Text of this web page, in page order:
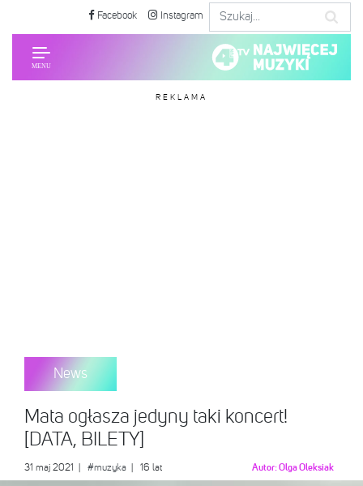
Facebook Instagram
REKLAMA
News
Mata ogłasza jedyny taki koncert!
[DATA, BILETY]
31 maj 2021 #muzyka | 16 lat Autor:Olga Oleksiak